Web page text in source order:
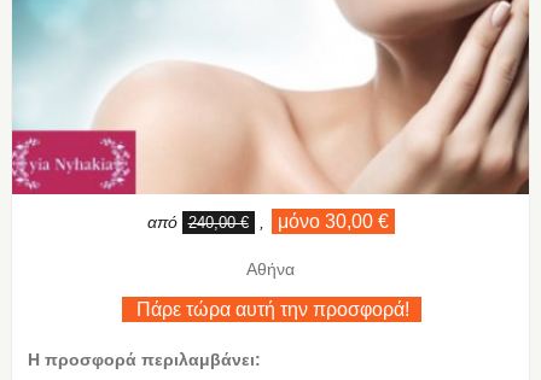
από 240,00 € μόνο 30,00 €
Αθήνα
Πάρε τώρα αυτή την προσφορά!
Η προσφορά περιλαμβάνει: